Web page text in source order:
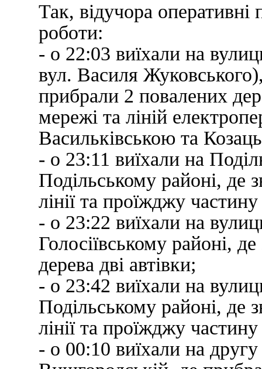
Так, відучора
роботи:
- о 22:03 виїхали на
вул. Василя
прибрали 2 повалених
мережі та ліній
Васильківською та
- о 23:11 виїхали на
Подільському районі, де
лінії та проїжджу
- о 23:22 виїхали на
Голосіївському районі,
дерева дві автівки;
- о 23:42 виїхали на
Подільському районі, де
лінії та проїжджу
- о 00:10 виїхали на